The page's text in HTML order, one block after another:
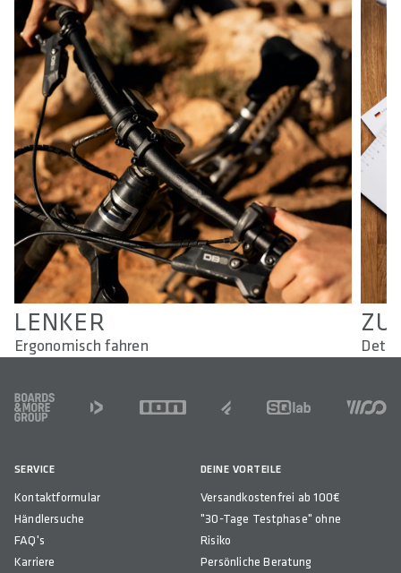
LENKER
Ergonomisch fahren
FOOTER
SERVICE
Kontaktformular
Händlersuche
FAQ's
Karriere
DEINE VORTEILE
Versandkostenfrei ab 100€
"30-Tage Testphase" ohne
Risiko
Persönliche Beratung